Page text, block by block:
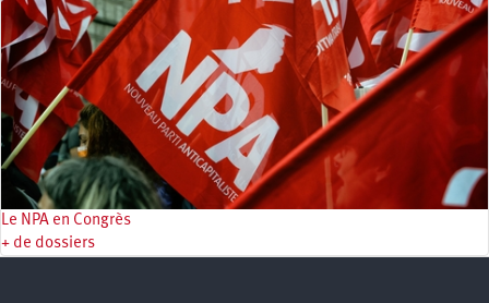
Le NPA en Congrès
+ de dossiers